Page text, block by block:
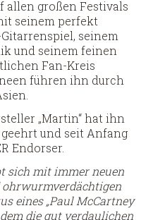
allen großen Festivals
seinem perfekt
seinem
und seinem feinen
Fan-Kreis
führen ihn durch
„Martin“ hat ihn
und seit Anfang
Endorser.
sich mit immer neuen
eines „Paul McCartney
die gut verdaulichen